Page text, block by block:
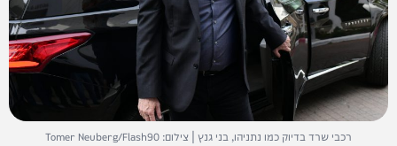
רכבי שרד בדיוק כמו נתניהו, בני גנץ | צילום: Tomer Neuberg/Flash90